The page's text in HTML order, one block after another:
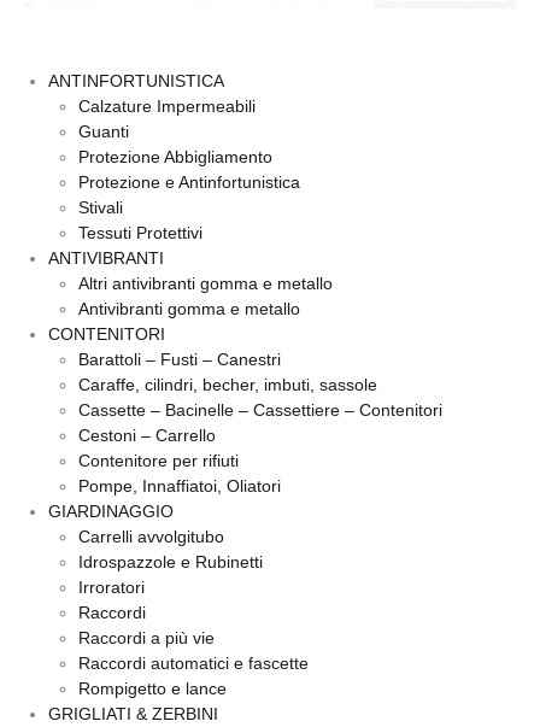
ANTINFORTUNISTICA
Calzature Impermeabili
Guanti
Protezione Abbigliamento
Protezione e Antinfortunistica
Stivali
Tessuti Protettivi
ANTIVIBRANTI
Altri antivibranti gomma e metallo
Antivibranti gomma e metallo
CONTENITORI
Barattoli – Fusti – Canestri
Caraffe, cilindri, becher, imbuti, sassole
Cassette – Bacinelle – Cassettiere – Contenitori
Cestoni – Carrello
Contenitore per rifiuti
Pompe, Innaffiatoi, Oliatori
GIARDINAGGIO
Carrelli avvolgitubo
Idrospazzole e Rubinetti
Irroratori
Raccordi
Raccordi a più vie
Raccordi automatici e fascette
Rompigetto e lance
GRIGLIATI & ZERBINI